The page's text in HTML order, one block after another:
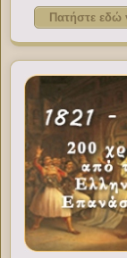
Πατήστε εδώ